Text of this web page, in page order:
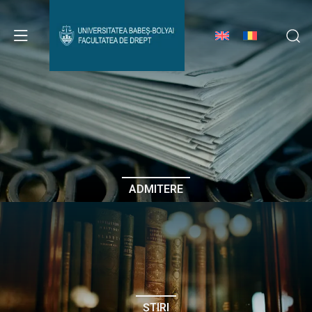
Avizier Studenți
Studii
Admitere
Erasmus & Internațional
Despre Facultate
ADMITERE
ȘTIRI